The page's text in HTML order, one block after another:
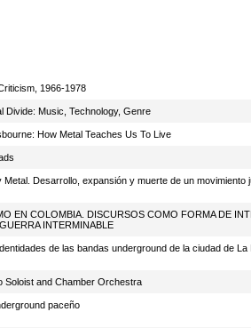
1966-1978
Divide: Music, Technology, Genre
How Metal Teaches Us To Live
Desarrollo, expansión y muerte de un movimiento
EN COLOMBIA. DISCURSOS COMO FORMA DE
INTERMINABLE
de las bandas underground de la ciudad de
Soloist and Chamber Orchestra
paceño